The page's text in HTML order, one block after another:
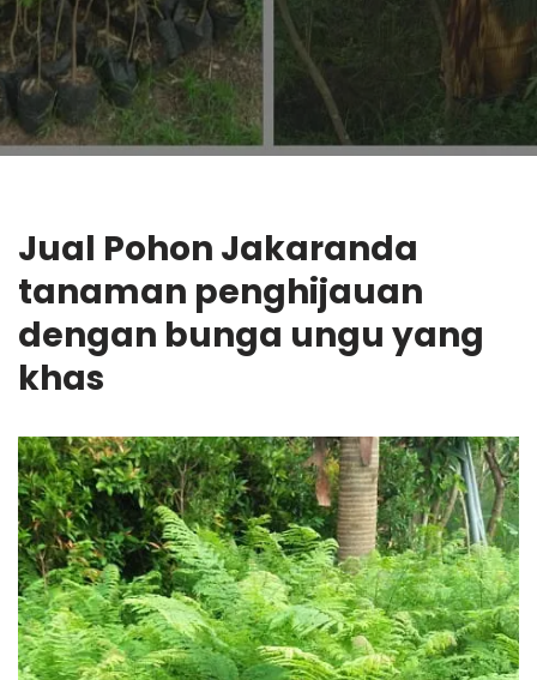
Jual Pohon Jakaranda
tanaman penghijauan
dengan bunga ungu yang
khas